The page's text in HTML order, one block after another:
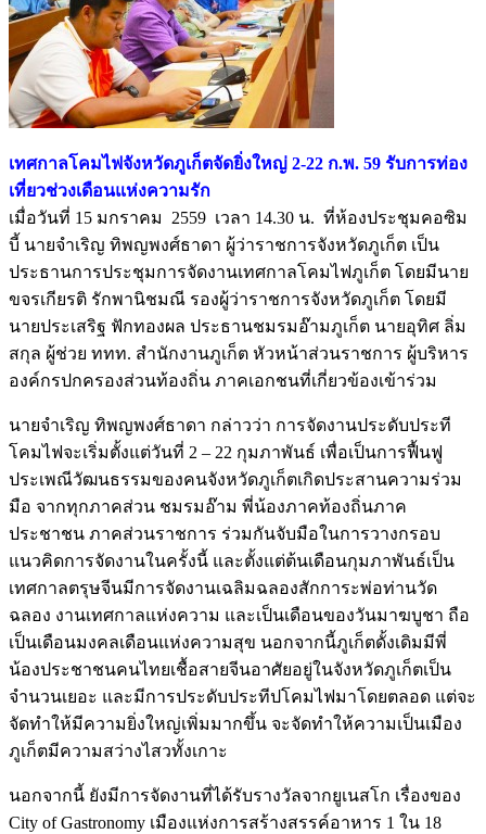
เทศกาลโคมไฟจังหวัดภูเก็ตจัดยิ่งใหญ่ 2-22 ก.พ. 59 รับการท่อง
เที่ยวช่วงเดือนแห่งความรัก
เมื่อวันที่ 15 มกราคม 2559 เวลา 14.30 น. ที่ห้องประชุมคอซิม
บี้ นายจำเริญ ทิพญพงศ์ธาดา ผู้ว่าราชการจังหวัดภูเก็ต เป็น
ประธานการประชุมการจัดงานเทศกาลโคมไฟภูเก็ต โดยมีนาย
ขจรเกียรติ รักพานิชมณี รองผู้ว่าราชการจังหวัดภูเก็ต โดยมี
นายประเสริฐ ฟักทองผล ประธานชมรมอ๊ามภูเก็ต นายอุทิศ ลิ่ม
สกุล ผู้ช่วย ททท. สำนักงานภูเก็ต หัวหน้าส่วนราชการ ผู้บริหาร
องค์กรปกครองส่วนท้องถิ่น ภาคเอกชนที่เกี่ยวข้องเข้าร่วม
นายจำเริญ ทิพญพงศ์ธาดา กล่าวว่า การจัดงานประดับประที
โคมไฟจะเริ่มตั้งแต่วันที่ 2 – 22 กุมภาพันธ์ เพื่อเป็นการฟื้นฟู
ประเพณีวัฒนธรรมของคนจังหวัดภูเก็ตเกิดประสานความร่วม
มือ จากทุกภาคส่วน ชมรมอ๊าม พี่น้องภาคท้องถิ่นภาค
ประชาชน ภาคส่วนราชการ ร่วมกันจับมือในการวางกรอบ
แนวคิดการจัดงานในครั้งนี้ และตั้งแต่ต้นเดือนกุมภาพันธ์เป็น
เทศกาลตรุษจีนมีการจัดงานเฉลิมฉลองสักการะพ่อท่านวัด
ฉลอง งานเทศกาลแห่งความ และเป็นเดือนของวันมาฆบูชา ถือ
เป็นเดือนมงคลเดือนแห่งความสุข นอกจากนี้ภูเก็ตดั้งเดิมมีพี่
น้องประชาชนคนไทยเชื้อสายจีนอาศัยอยู่ในจังหวัดภูเก็ตเป็น
จำนวนเยอะ และมีการประดับประทีปโคมไฟมาโดยตลอด แต่จะ
จัดทำให้มีความยิ่งใหญ่เพิ่มมากขึ้น จะจัดทำให้ความเป็นเมือง
ภูเก็ตมีความสว่างไสวทั้งเกาะ
นอกจากนี้ ยังมีการจัดงานที่ได้รับรางวัลจากยูเนสโก เรื่องของ
City of Gastronomy เมืองแห่งการสร้างสรรค์อาหาร 1 ใน 18